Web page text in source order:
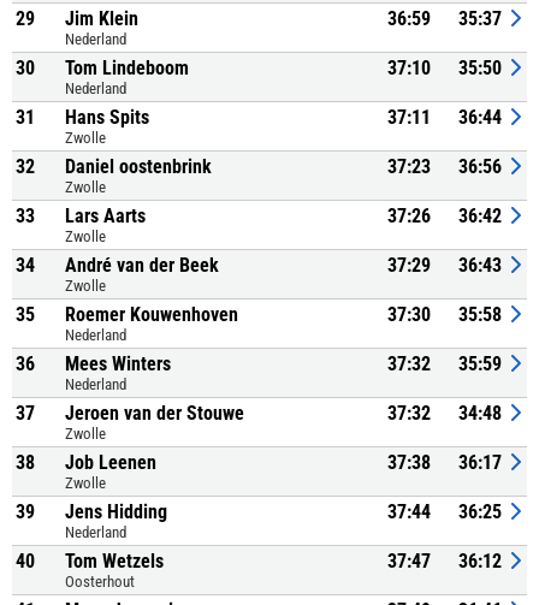
29 Jim Klein
Nederland
36:59 35:37
30 Tom Lindeboom
Nederland
37:10 35:50
31 Hans Spits
Zwolle
37:11 36:44
32 Daniel oostenbrink
Zwolle
37:23 36:56
33 Lars Aarts
Zwolle
37:26 36:42
34 André van der Beek
Zwolle
37:29 36:43
35 Roemer Kouwenhoven
Nederland
37:30 35:58
36 Mees Winters
Nederland
37:32 35:59
37 Jeroen van der Stouwe
Zwolle
37:32 34:48
38 Job Leenen
Zwolle
37:38 36:17
39 Jens Hidding
Nederland
37:44 36:25
40 Tom Wetzels
Oosterhout
37:47 36:12